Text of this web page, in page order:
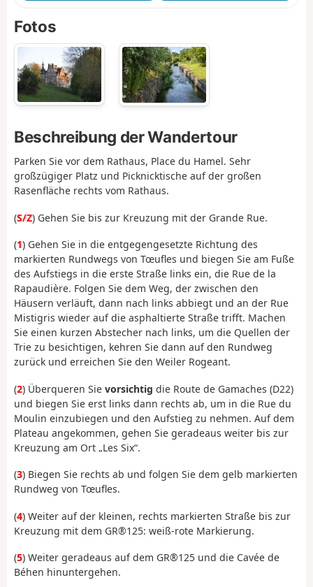
Fotos
Beschreibung der Wandertour
Parken Sie vor dem Rathaus, Place du Hamel. Sehr
großzügiger Platz und Picknicktische auf der großen
Rasenfläche rechts vom Rathaus.
(S/Z) Gehen Sie bis zur Kreuzung mit der Grande Rue.
(1) Gehen Sie in die entgegengesetzte Richtung des
markierten Rundwegs von Tœufles und biegen Sie am Fuße
des Aufstiegs in die erste Straße links ein, die Rue de la
Rapaudière. Folgen Sie dem Weg, der zwischen den
Häusern verläuft, dann nach links abbiegt und an der Rue
Mistigris wieder auf die asphaltierte Straße trifft. Machen
Sie einen kurzen Abstecher nach links, um die Quellen der
Trie zu besichtigen, kehren Sie dann auf den Rundweg
zurück und erreichen Sie den Weiler Rogeant.
(2) Überqueren Sie vorsichtig die Route de Gamaches (D22)
und biegen Sie erst links dann rechts ab, um in die Rue du
Moulin einzubiegen und den Aufstieg zu nehmen. Auf dem
Plateau angekommen, gehen Sie geradeaus weiter bis zur
Kreuzung am Ort „Les Six“.
(3) Biegen Sie rechts ab und folgen Sie dem gelb markierten
Rundweg von Tœufles.
(4) Weiter auf der kleinen, rechts markierten Straße bis zur
Kreuzung mit dem GR®125: weiß-rote Markierung.
(5) Weiter geradeaus auf dem GR®125 und die Cavée de
Béhen hinuntergehen.